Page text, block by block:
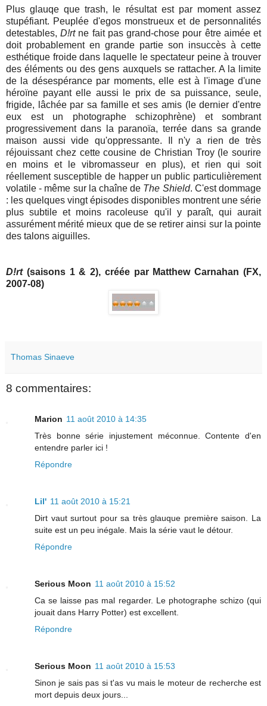
Plus glauqe que trash, le résultat est par moment assez
stupéfiant. Peuplée d'egos monstrueux et de personnalités
detestables,D!rtne fait pas grand-chose pour être aimée et
doit probablement en grande partie son insuccès à cette
esthétique froide dans laquelle le spectateur peine à trouver
des éléments ou des gens auxquels se rattacher. A la limite
de la désespérance par moments, elle est à l'image d'une
héroïne payant elle aussi le prix de sa puissance, seule,
frigide, lâchée par sa famille et ses amis (le dernier d'entre
eux est un photographe schizophrène) et sombrant
progressivement dans la paranoïa, terrée dans sa grande
maison aussi vide qu'oppressante. Il n'y a rien de très
réjouissant chez cette cousine de Christian Troy (le sourire
en moins et le vibromasseur en plus), et rien qui soit
réellement susceptible de happer un public particulièrement
volatile - même sur la chaîne de The Shield. C'est dommage
: les quelques vingt épisodes disponibles montrent une série
plus subtile et moins racoleuse qu'il y paraît, qui aurait
assurément mérité mieux que de se retirer ainsi sur la pointe
des talons aiguilles.
D!rt(saisons 1 & 2), créée par Matthew Carnahan (FX,
2007-08)
Thomas Sinaeve
8 commentaires:
Marion 11 août 2010 à 14:35
Très bonne série injustement méconnue. Contente d'en
entendre parler ici !
Répondre
Lil' 11 août 2010 à 15:21
Dirt vaut surtout pour sa très glauque première saison. La
suite est un peu inégale. Mais la série vaut le détour.
Répondre
Serious Moon 11 août 2010 à 15:52
Ca se laisse pas mal regarder. Le photographe schizo (qui
jouait dans Harry Potter) est excellent.
Répondre
Serious Moon 11 août 2010 à 15:53
Sinon je sais pas si t'as vu mais le moteur de recherche est
mort depuis deux jours...